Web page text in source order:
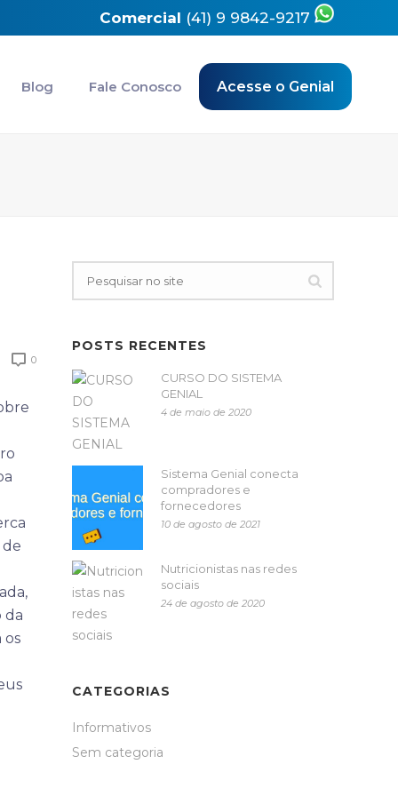
Comercial (41) 9 9842-9217
Blog Fale Conosco Acesse o Genial
0
de
da
os
POSTS RECENTES
CURSO DO SISTEMA
GENIAL
4 de maio de 2020
Sistema Genial conecta
compradores e
fornecedores
10 de agosto de 2021
Nutricionistas nas redes
sociais
24 de agosto de 2020
CATEGORIAS
Informativos
Sem categoria